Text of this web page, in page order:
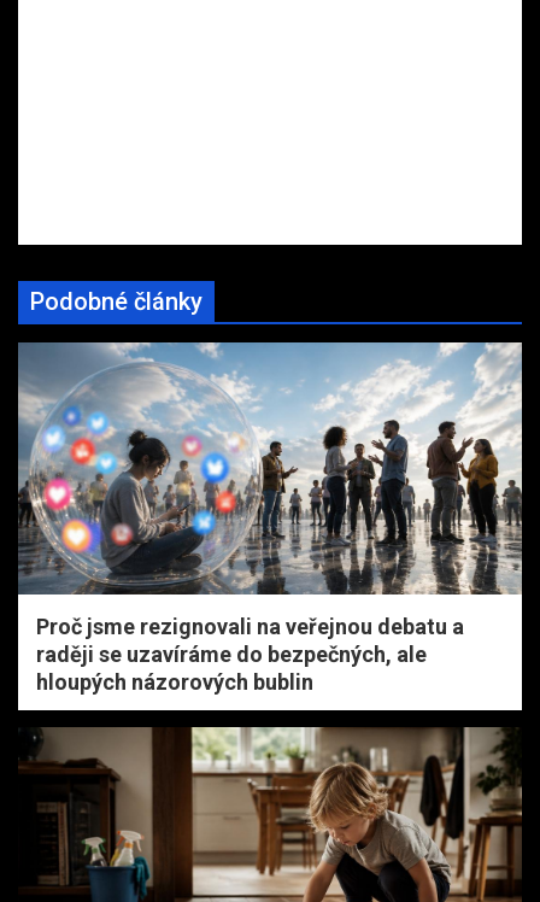
Podobné články
Proč jsme rezignovali na veřejnou debatu a
raději se uzavíráme do bezpečných, ale
hloupých názorových bublin